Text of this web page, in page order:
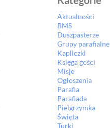
Aktualności
BMS
Duszpasterze
Grupy parafialne
Kapliczki
Księga gości
Misje
Ogłoszenia
Parafia
Parafiada
Pielgrzymka
Święta
Turki